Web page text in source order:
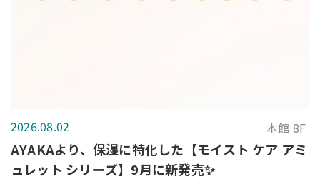
2026.08.02 本館 8F
AYAKAより、保湿に特化した【モイスト ケア アミ
ュレット シリーズ】9月に新発売✨